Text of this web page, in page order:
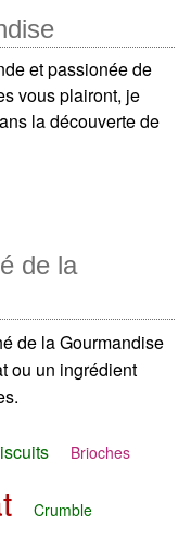
et passionée de
vous plairont, je
la découverte de
de la
de la Gourmandise
ou un ingrédient
Brioches
Crumble